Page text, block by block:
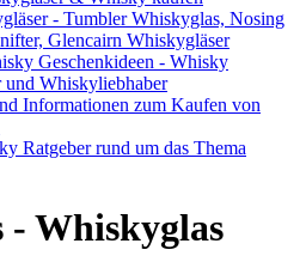
- Tumbler Whiskyglas, Nosing
Glencairn Whiskygläser
Geschenkideen - Whisky
und Whiskyliebhaber
Informationen zum Kaufen von
Ratgeber rund um das Thema
- Whiskyglas